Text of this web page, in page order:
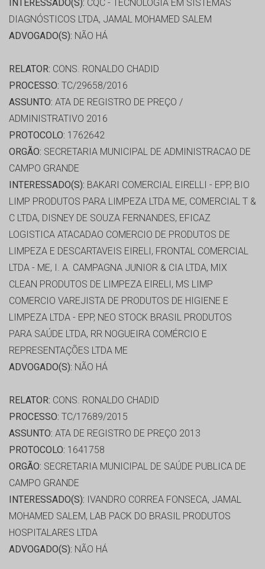
INTERESSADO(S): CQC - TECNOLOGIA EM SISTEMAS
DIAGNÓSTICOS LTDA, JAMAL MOHAMED SALEM
ADVOGADO(S): NÃO HÁ
RELATOR: CONS. RONALDO CHADID
PROCESSO: TC/29658/2016
ASSUNTO: ATA DE REGISTRO DE PREÇO /
ADMINISTRATIVO 2016
PROTOCOLO: 1762642
ORGÃO: SECRETARIA MUNICIPAL DE ADMINISTRACAO DE
CAMPO GRANDE
INTERESSADO(S): BAKARI COMERCIAL EIRELLI - EPP, BIO
LIMP PRODUTOS PARA LIMPEZA LTDA ME, COMERCIAL T &
C LTDA, DISNEY DE SOUZA FERNANDES, EFICAZ
LOGISTICA ATACADAO COMERCIO DE PRODUTOS DE
LIMPEZA E DESCARTAVEIS EIRELI, FRONTAL COMERCIAL
LTDA - ME, I. A. CAMPAGNA JUNIOR & CIA LTDA, MIX
CLEAN PRODUTOS DE LIMPEZA EIRELI, MS LIMP
COMERCIO VAREJISTA DE PRODUTOS DE HIGIENE E
LIMPEZA LTDA - EPP, NEO STOCK BRASIL PRODUTOS
PARA SAÚDE LTDA, RR NOGUEIRA COMÉRCIO E
REPRESENTAÇÕES LTDA ME
ADVOGADO(S): NÃO HÁ
RELATOR: CONS. RONALDO CHADID
PROCESSO: TC/17689/2015
ASSUNTO: ATA DE REGISTRO DE PREÇO 2013
PROTOCOLO: 1641758
ORGÃO: SECRETARIA MUNICIPAL DE SAÚDE PUBLICA DE
CAMPO GRANDE
INTERESSADO(S): IVANDRO CORREA FONSECA, JAMAL
MOHAMED SALEM, LAB PACK DO BRASIL PRODUTOS
HOSPITALARES LTDA
ADVOGADO(S): NÃO HÁ